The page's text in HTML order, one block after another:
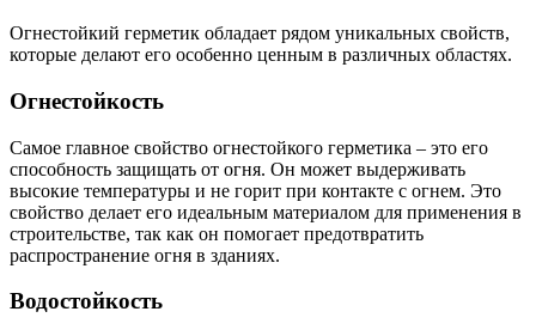
Огнестойкий герметик обладает рядом уникальных свойств,
которые делают его особенно ценным в различных областях.
Огнестойкость
Самое главное свойство огнестойкого герметика – это его
способность защищать от огня. Он может выдерживать
высокие температуры и не горит при контакте с огнем. Это
свойство делает его идеальным материалом для применения в
строительстве, так как он помогает предотвратить
распространение огня в зданиях.
Водостойкость